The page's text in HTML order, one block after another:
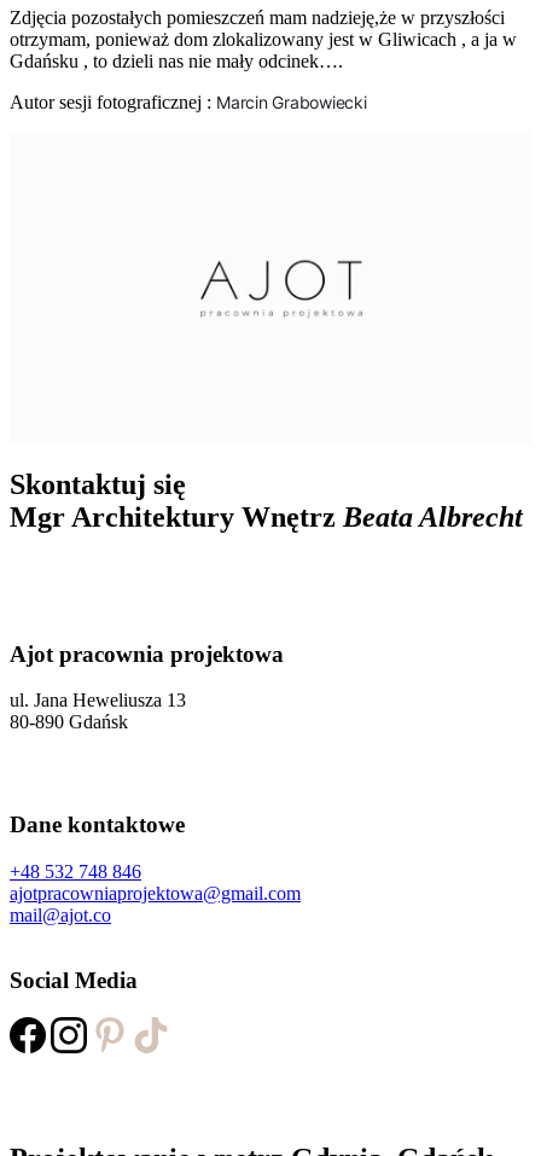
Zdjęcia pozostałych pomieszczeń mam nadzieję,że w przyszłości
otrzymam, ponieważ dom zlokalizowany jest w Gliwicach , a ja w
Gdańsku , to dzieli nas nie mały odcinek….
Autor sesji fotograficznej : Marcin Grabowiecki
Skontaktuj się
Mgr Architektury Wnętrz Beata Albrecht
Ajot pracownia projektowa
ul. Jana Heweliusza 13
80-890 Gdańsk
Dane kontaktowe
+48 532 748 846
ajotpracowniaprojektowa@gmail.com
mail@ajot.co
Social Media